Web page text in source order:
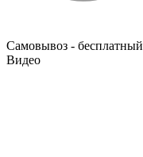
Самовывоз - бесплатный
Видео